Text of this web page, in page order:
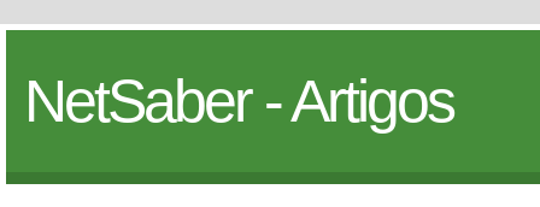
NetSaber - Artigos